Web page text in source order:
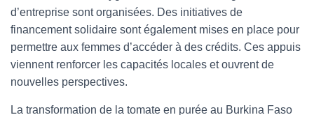
d’entreprise sont organisées. Des initiatives de
financement solidaire sont également mises en place pour
permettre aux femmes d’accéder à des crédits. Ces appuis
viennent renforcer les capacités locales et ouvrent de
nouvelles perspectives.
La transformation de la tomate en purée au Burkina Faso